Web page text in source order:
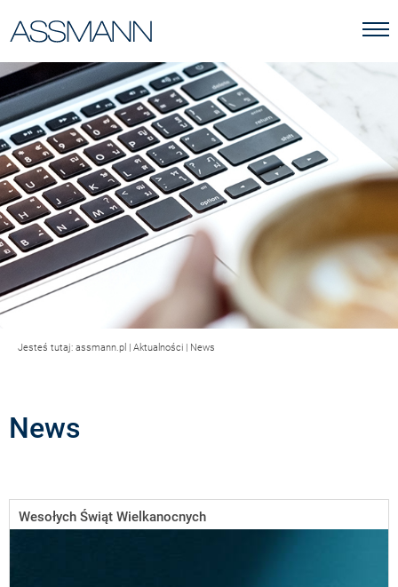
Jesteś tutaj: assmann.pl | Aktualności | News
News
Wesołych Świąt Wielkanocnych